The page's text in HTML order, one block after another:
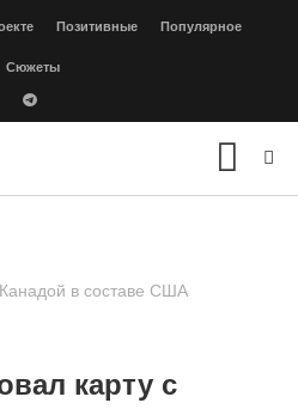
Позитивные Популярное
Сюжеты
в составе США
карту с